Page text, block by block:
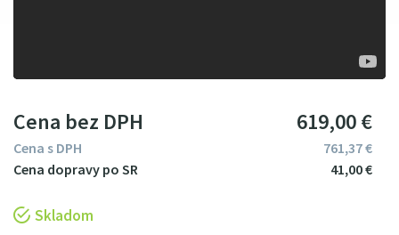
Skladom
Cena bez DPH 619 00€
Cena s DPH 761 37€
41 00€